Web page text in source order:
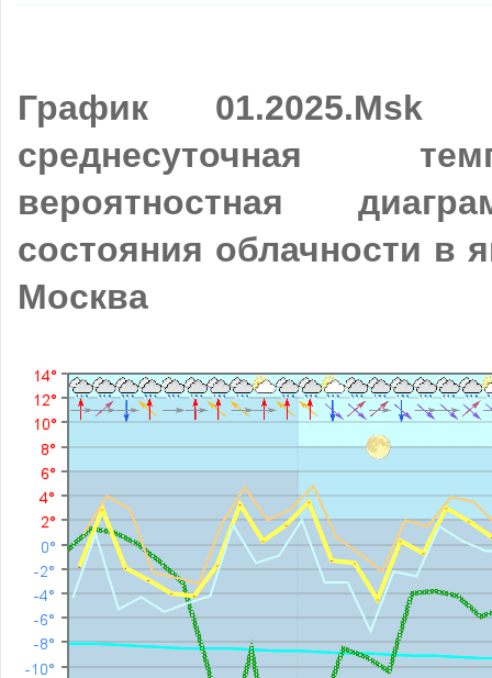
График 01.2025.Msk
среднесуточная
вероятностная
состояния облачности в
Москва